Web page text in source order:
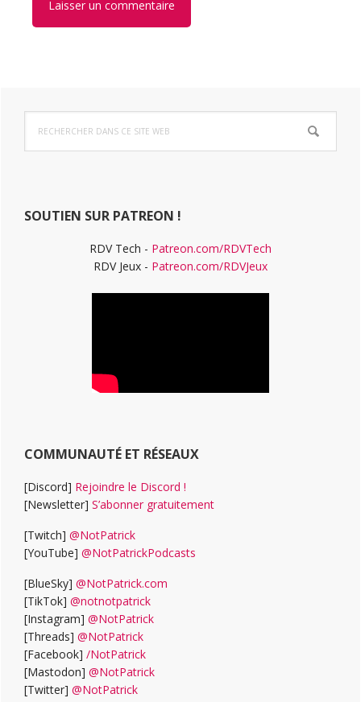
Barre
latérale
dans
ce
SOUTIEN SUR PATREON !
RDV Tech - Patreon.com/RDVTech
RDV Jeux - Patreon.com/RDVJeux
COMMUNAUTÉ ET RÉSEAUX
[Discord] Rejoindre le Discord !
[Newsletter] S’abonner gratuitement
[Twitch] @NotPatrick
[YouTube] @NotPatrickPodcasts
[BlueSky] @NotPatrick.com
[TikTok] @notnotpatrick
[Instagram] @NotPatrick
[Threads] @NotPatrick
[Facebook] /NotPatrick
[Mastodon] @NotPatrick
[Twitter] @NotPatrick